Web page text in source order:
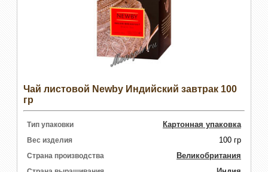
Чай листовой Newby Индийский завтрак 100
гр
Тип упаковки Картонная упаковка
Вес изделия 100 гр
Страна производства Великобритания